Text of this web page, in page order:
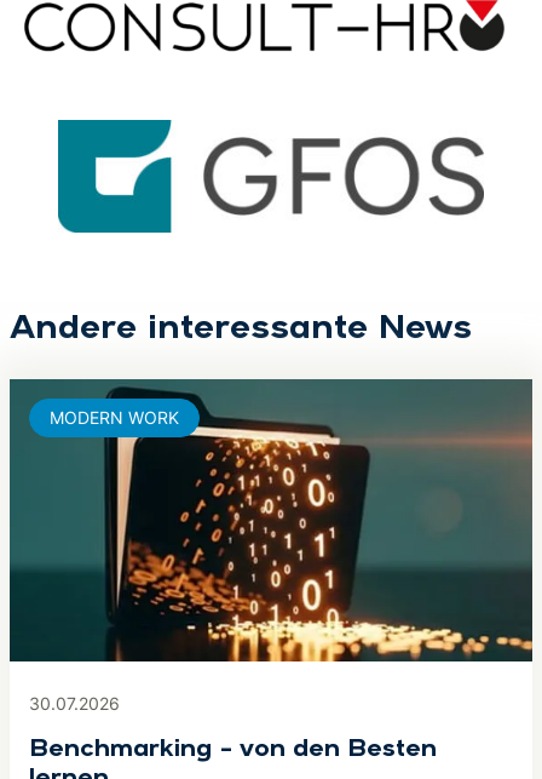
Andere interessante News
30.07.2026
Benchmarking – von den Besten
MODERN WORK